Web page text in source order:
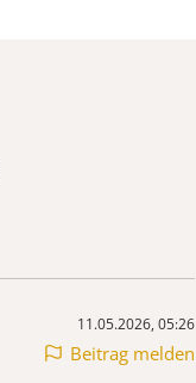
11.05.2026, 05:26
Beitrag melden